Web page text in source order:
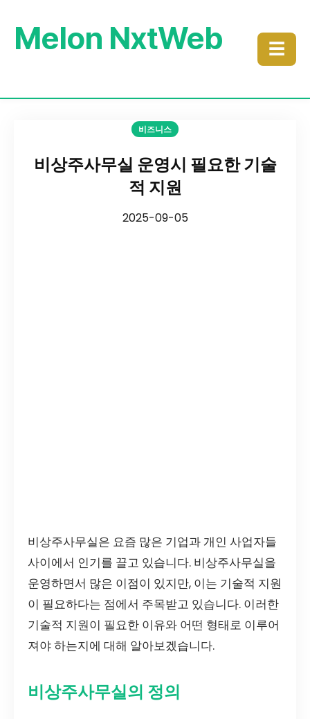
Melon NxtWeb ☰
비즈니스
비상주사무실 운영시 필요한 기술
적 지원
2025-09-05
비상주사무실은 요즘 많은 기업과 개인 사업자들
사이에서 인기를 끌고 있습니다. 비상주사무실을
운영하면서 많은 이점이 있지만, 이는 기술적 지원
이 필요하다는 점에서 주목받고 있습니다. 이러한
기술적 지원이 필요한 이유와 어떤 형태로 이루어
져야 하는지에 대해 알아보겠습니다.
비상주사무실의 정의